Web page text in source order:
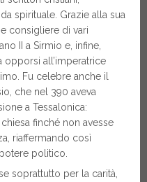
spirituale. Grazie alla sua
consigliere di vari
II a Sirmio e, infine,
all’imperatrice
Fu celebre anche il
che nel 390 aveva
a Tessalonica:
finché non avesse
riaffermando così
politico.
soprattutto per la carità,